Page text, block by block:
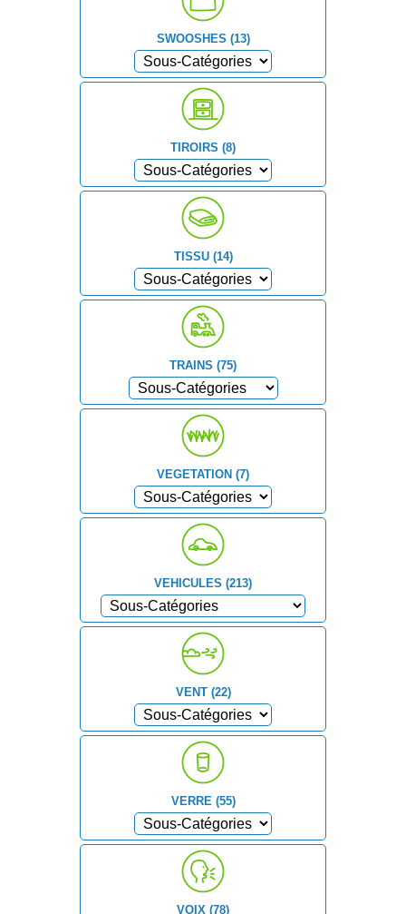
SWOOSHES (13)
TIROIRS (8)
TISSU (14)
TRAINS (75)
VEGETATION (7)
VEHICULES (213)
VENT (22)
VERRE (55)
VOIX (78)